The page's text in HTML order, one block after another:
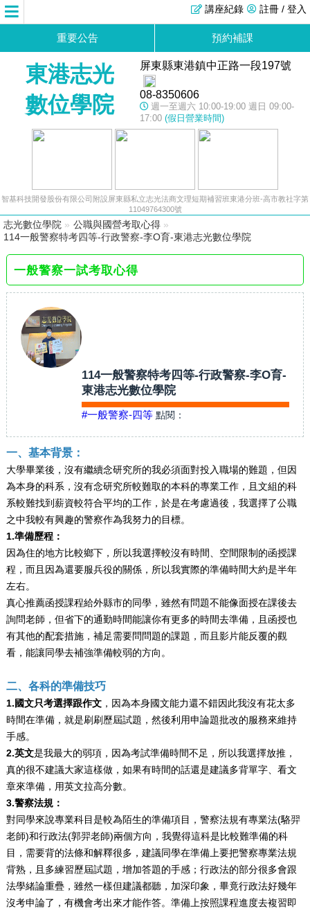
註冊 / 登入
講座紀錄
重要公告 預約補課
東港志光
數位學院
屏東縣東港鎮中正路一段197號
08-8350606
週一至週六 10:00-19:00 週日 09:00-
17:00 (假日營業時間)
智基科技開發股份有限公司附設屏東縣私立志光法商文理短期補習班東港分班-高市教社字第
11049764300號
志光數位學院 » 公職與國營考取心得 »
114一般警察特考四等-行政警察-李O育-東港志光數位學院
一般警察一試考取心得
114一般警察特考四等-行政警察-李O育-
東港志光數位學院
#一般警察-四等 點閱：
一、基本背景：
大學畢業後，沒有繼續念研究所的我必須面對投入職場的難題，但因
為本身的科系，沒有念研究所較難取的本科的專業工作，且文組的科
系較難找到薪資較符合平均的工作，於是在考慮過後，我選擇了公職
之中我較有興趣的警察作為我努力的目標。
1.準備歷程：
因為住的地方比較鄉下，所以我選擇較沒有時間、空間限制的函授課
程，而且因為還要服兵役的關係，所以我實際的準備時間大約是半年
左右。
真心推薦函授課程給外縣市的同學，雖然有問題不能像面授在課後去
詢問老師，但省下的通勤時間能讓你有更多的時間去準備，且函授也
有其他的配套措施，補足需要問問題的課題，而且影片能反覆的觀
看，能讓同學去補強準備較弱的方向。
二、各科的準備技巧
1.國文只考選擇跟作文，因為本身國文能力還不錯因此我沒有花太多
時間在準備，就是刷刷歷屆試題，然後利用申論題批改的服務來維持
手感。
2.英文是我最大的弱項，因為考試準備時間不足，所以我選擇放推，
真的很不建議大家這樣做，如果有時間的話還是建議多背單字、看文
章來準備，用英文拉高分數。
3.警察法規：
對同學來說專業科目是較為陌生的準備項目，警察法規有專業法(駱羿
老師)和行政法(郭羿老師)兩個方向，我覺得這科是比較難準備的科
目，需要背的法條和解釋很多，建議同學在準備上要把警察專業法規
背熟，且多練習歷屆試題，增加答題的手感；行政法的部分很多會跟
法學緒論重疊，雖然一樣但建議都聽，加深印象，畢竟行政法好幾年
沒考申論了，有機會考出來才能作答。準備上按照課程進度去複習即